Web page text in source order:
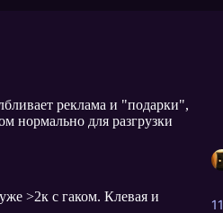
реклама и "подарки",
нормально для разгрузки
>2к с гаком. Клевая и